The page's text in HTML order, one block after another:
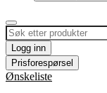
Logg inn
Prisforespørsel
Ønskeliste